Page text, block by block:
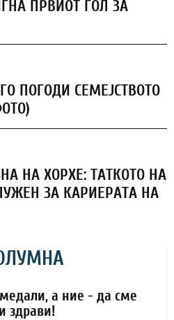
ПРВИОТ ГОЛ ЗА
ПОГОДИ СЕМЕЈСТВОТО
НА ХОРХЕ: ТАТКОТО НА
ЗА КАРИЕРАТА НА
а ние - да сме
здрави!